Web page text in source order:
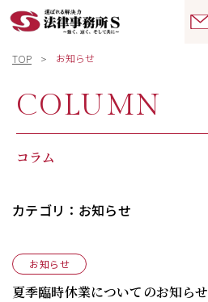
TOP お知らせ
COLUMN
コラム
カテゴリ：お知らせ
お知らせ
夏季臨時休業についてのお知らせ